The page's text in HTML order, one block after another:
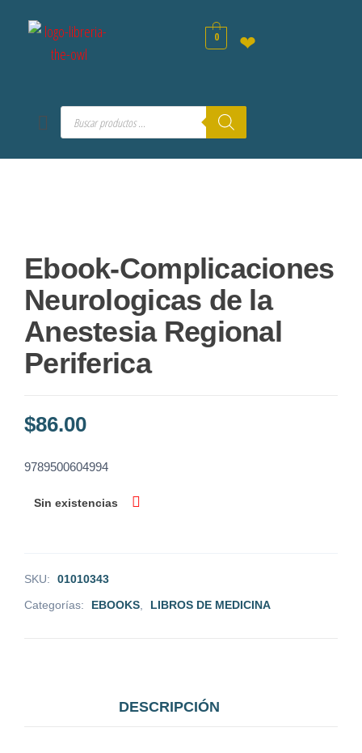
0 ❤
Ebook-Complicaciones
Neurologicas de la
Anestesia Regional
Periferica
$86.00
9789500604994
Sin existencias
SKU:
01010343
Categorías:
EBOOKS LIBROS DE MEDICINA
DESCRIPCIÓN